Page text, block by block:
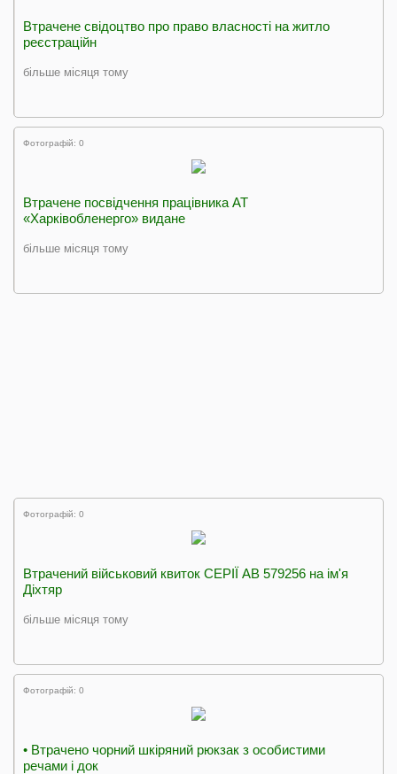
Втрачене свідоцтво про право власності на житло
реєстраційн
більше місяця тому
Фотографій: 0
Втрачене посвідчення працівника АТ
«Харківобленерго» видане
більше місяця тому
Фотографій: 0
Втрачений військовий квиток СЕРІЇ АВ 579256 на ім'я
Діхтяр
більше місяця тому
Фотографій: 0
• Втрачено чорний шкіряний рюкзак з особистими
речами і док